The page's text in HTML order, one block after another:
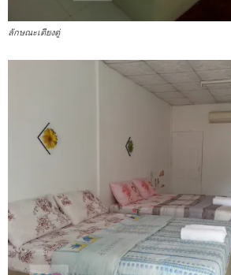
ลักษณะเตียงตู่